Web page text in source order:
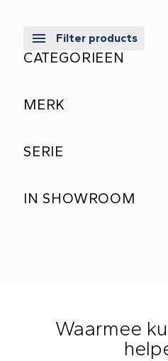
Filter products
CATEGORIEEN
MERK
SERIE
IN SHOWROOM
Waarmee